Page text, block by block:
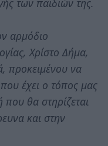
αρμόδιο
Χρίστο Δήμα,
προκειμένου να
έχει ο τόπος μας
θα στηρίζεται
και στην